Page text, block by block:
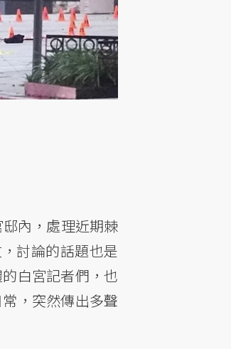
內，處理近期棘
討論的話題也是
白宮記者們，也
，突然傳出多聲